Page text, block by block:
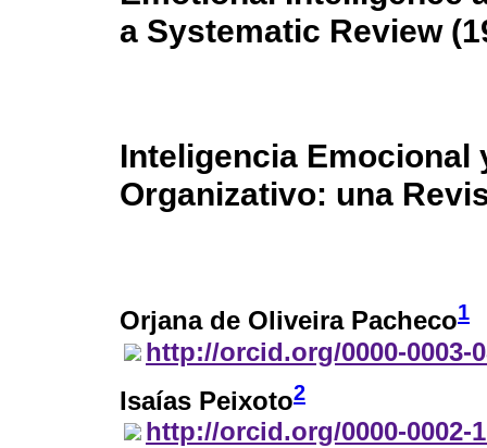
a Systematic Review
Inteligencia Emocional
Organizativo: una
Orjana de Oliveira Pacheco1
http://orcid.org/0000-0003-
Isaías Peixoto2
http://orcid.org/0000-0002-